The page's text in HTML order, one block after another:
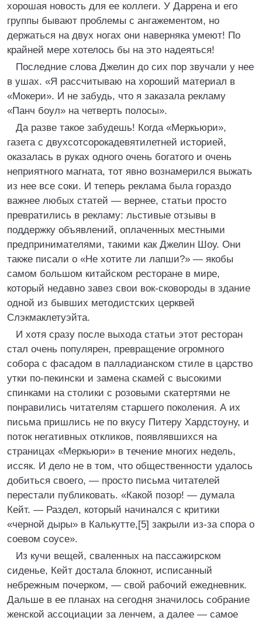
хорошая новость для ее коллеги. У Даррена и его
группы бывают проблемы с ангажементом, но
держаться на двух ногах они наверняка умеют! По
крайней мере хотелось бы на это надеяться!
Последние слова Джелин до сих пор звучали у нее
в ушах. «Я рассчитываю на хороший материал в
«Мокери». И не забудь, что я заказала рекламу
«Панч боул» на четверть полосы».
Да разве такое забудешь! Когда «Меркьюри»,
газета с двухсотсорокадевятилетней историей,
оказалась в руках одного очень богатого и очень
неприятного магната, тот явно вознамерился выжать
из нее все соки. И теперь реклама была гораздо
важнее любых статей — вернее, статьи просто
превратились в рекламу: льстивые отзывы в
поддержку объявлений, оплаченных местными
предпринимателями, такими как Джелин Шоу. Они
также писали о «Не хотите ли лапши?» — якобы
самом большом китайском ресторане в мире,
который недавно завез свои вок-сковороды в здание
одной из бывших методистских церквей
Слэкмаклетуэйта.
И хотя сразу после выхода статьи этот ресторан
стал очень популярен, превращение огромного
собора с фасадом в палладианском стиле в царство
утки по-пекински и замена скамей с высокими
спинками на столики с розовыми скатертями не
понравились читателям старшего поколения. А их
письма пришлись не по вкусу Питеру Хардстоуну, и
поток негативных откликов, появлявшихся на
страницах «Меркьюри» в течение многих недель,
иссяк. И дело не в том, что общественности удалось
добиться своего, — просто письма читателей
перестали публиковать. «Какой позор! — думала
Кейт. — Раздел, который начинался с критики
«черной дыры» в Калькутте,[5] закрыли из-за спора о
соевом соусе».
Из кучи вещей, сваленных на пассажирском
сиденье, Кейт достала блокнот, исписанный
небрежным почерком, — свой рабочий ежедневник.
Дальше в ее планах на сегодня значилось собрание
женской ассоциации за ленчем, а далее — самое